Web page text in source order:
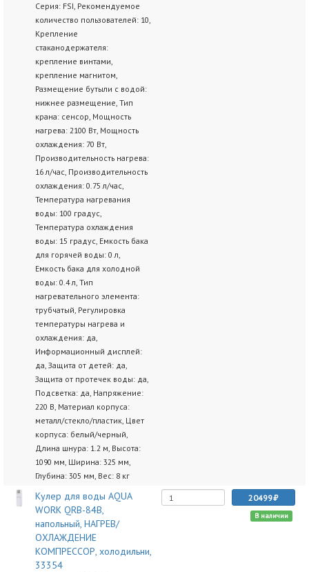
Серия: FSI, Рекомендуемое
количество пользователей: 10,
Крепление
стаканодержателя:
крепление винтами,
крепление магнитом,
Размещение бутыли с водой:
нижнее размещение, Тип
крана: сенсор, Мощность
нагрева: 2100 Вт, Мощность
охлаждения: 70 Вт,
Производительность нагрева:
16 л/час, Производительность
охлаждения: 0.75 л/час,
Температура нагревания
воды: 100 градус,
Температура охлаждения
воды: 15 градус, Емкость бака
для горячей воды: 0 л,
Емкость бака для холодной
воды: 0.4 л, Тип
нагревательного элемента:
трубчатый, Регулировка
температуры нагрева и
охлаждения: да,
Информационный дисплей:
да, Защита от детей: да,
Защита от протечек воды: да,
Подсветка: да, Напряжение:
220 В, Материал корпуса:
металл/стекло/пластик, Цвет
корпуса: белый/черный,
Длина шнура: 1.2 м, Высота:
1090 мм, Ширина: 325 мм,
Глубина: 305 мм, Вес: 8 кг
Кулер для воды AQUA
WORK QRB-84B,
напольный, НАГРЕВ/
ОХЛАЖДЕНИЕ
КОМПРЕССОР, холодильни,
33354
20499
В наличии